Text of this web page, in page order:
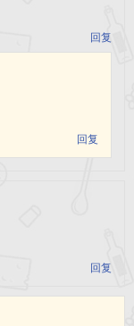
回复
回复
回复